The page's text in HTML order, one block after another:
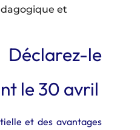
Déclarez-le
le 30 avril
et des avantages